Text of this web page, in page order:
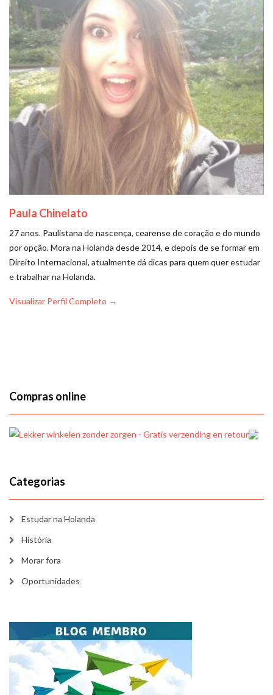
Paula Chinelato
27 anos. Paulistana de nascença, cearense de coração e do mundo
por opção. Mora na Holanda desde 2014, e depois de se formar em
Direito Internacional, atualmente dá dicas para quem quer estudar
e trabalhar na Holanda.
Visualizar Perfil Completo →
Compras online
Categorias
Estudar na Holanda
História
Morar fora
Oportunidades